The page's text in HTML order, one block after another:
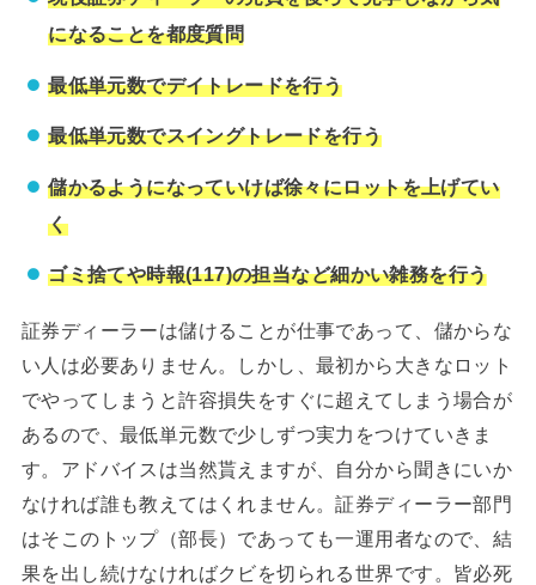
になることを都度質問
最低単元数でデイトレードを行う
最低単元数でスイングトレードを行う
儲かるようになっていけば徐々にロットを上げてい
く
ゴミ捨てや時報(117)の担当など細かい雑務を行う
証券ディーラーは儲けることが仕事であって、儲からな
い人は必要ありません。しかし、最初から大きなロット
でやってしまうと許容損失をすぐに超えてしまう場合が
あるので、最低単元数で少しずつ実力をつけていきま
す。アドバイスは当然貰えますが、自分から聞きにいか
なければ誰も教えてはくれません。証券ディーラー部門
はそこのトップ（部長）であっても一運用者なので、結
果を出し続けなければクビを切られる世界です。皆必死